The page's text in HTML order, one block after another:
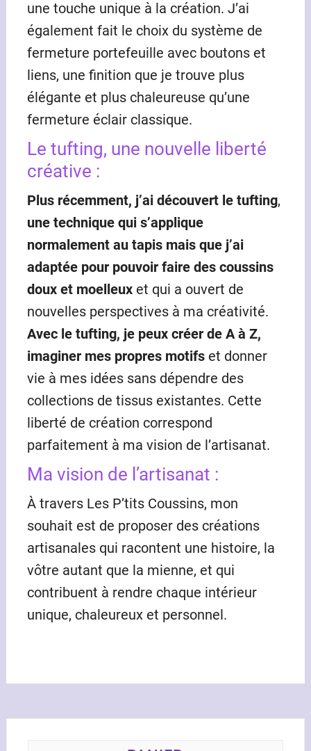
une touche unique à la création. J’ai
également fait le choix du système de
fermeture portefeuille avec boutons et
liens, une finition que je trouve plus
élégante et plus chaleureuse qu’une
fermeture éclair classique.
Le tufting, une nouvelle liberté
créative :
Plus récemment, j’ai découvert le tufting,
une technique qui s’applique
normalement au tapis mais que j’ai
adaptée pour pouvoir faire des coussins
doux et moelleuxet qui a ouvert de
nouvelles perspectives à ma créativité.
Avec le tufting, je peux créer de A à Z,
imaginer mes propres motifs et donner
vie à mes idées sans dépendre des
collections de tissus existantes. Cette
liberté de création correspond
parfaitement à ma vision de l’artisanat.
Ma vision de l’artisanat :
À travers Les P’tits Coussins, mon
souhait est de proposer des créations
artisanales qui racontent une histoire, la
vôtre autant que la mienne, et qui
contribuent à rendre chaque intérieur
unique, chaleureux et personnel.